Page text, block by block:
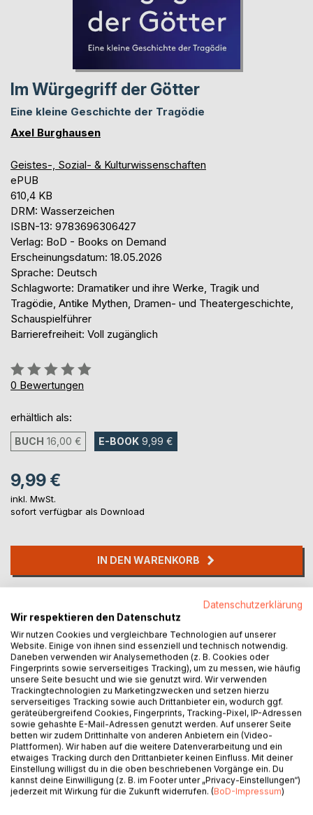
Im Würgegriff der Götter
Eine kleine Geschichte der Tragödie
Axel Burghausen
Geistes-, Sozial- & Kulturwissenschaften
ePUB
610,4 KB
DRM: Wasserzeichen
ISBN-13: 9783696306427
Verlag: BoD - Books on Demand
Erscheinungsdatum: 18.05.2026
Sprache: Deutsch
Schlagworte: Dramatiker und ihre Werke, Tragik und
Tragödie, Antike Mythen, Dramen- und Theatergeschichte,
Schauspielführer
Barrierefreiheit: Voll zugänglich
Bewertung::
0%
0 Bewertungen
erhältlich als:
BUCH 16,00 € E-BOOK 9,99 €
9,99 €
inkl. MwSt.
sofort verfügbar als Download
IN DEN WARENKORB
Titel bewerten
BESCHREIBUNG
Die griechischen Tragiker bilden nicht nur den Ursprung der
abendländischen Dramatik, sondern sie definieren auch das
Wesen der Gattung. Von ihrem Werk ausgehend versucht
Datenschutzerklärung
Wir respektieren den Datenschutz
Wir nutzen Cookies und vergleichbare Technologien auf unserer
Website. Einige von ihnen sind essenziell und technisch notwendig.
Daneben verwenden wir Analysemethoden (z. B. Cookies oder
Fingerprints sowie serverseitiges Tracking), um zu messen, wie häufig
unsere Seite besucht und wie sie genutzt wird. Wir verwenden
Trackingtechnologien zu Marketingzwecken und setzen hierzu
serverseitiges Tracking sowie auch Drittanbieter ein, wodurch ggf.
geräteübergreifend Cookies, Fingerprints, Tracking-Pixel, IP-Adressen
sowie gehashte E-Mail-Adressen genutzt werden. Auf unserer Seite
betten wir zudem Drittinhalte von anderen Anbietern ein (Video-
Plattformen). Wir haben auf die weitere Datenverarbeitung und ein
etwaiges Tracking durch den Drittanbieter keinen Einfluss. Mit deiner
Einstellung willigst du in die oben beschriebenen Vorgänge ein. Du
kannst deine Einwilligung (z. B. im Footer unter „Privacy-Einstellungen“)
jederzeit mit Wirkung für die Zukunft widerrufen. (BoD-Impressum)